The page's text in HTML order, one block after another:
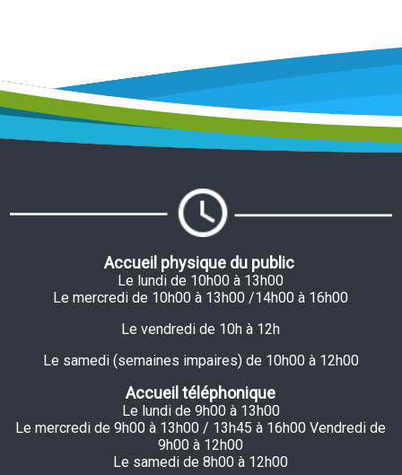
Accueil physique du public
Le lundi de 10h00 à 13h00
Le mercredi de 10h00 à 13h00 /14h00 à 16h00
Le vendredi de 10h à 12h
Le samedi (semaines impaires) de 10h00 à 12h00
Accueil téléphonique
Le lundi de 9h00 à 13h00
Le mercredi de 9h00 à 13h00 / 13h45 à 16h00 Vendredi de
9h00 à 12h00
Le samedi de 8h00 à 12h00